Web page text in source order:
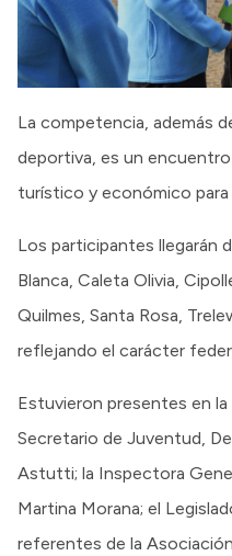
La competencia, además
deportiva, es un
turístico y económico para
Los participantes llegarán
Blanca, Caleta Olivia,
Quilmes, Santa Rosa,
reflejando el carácter
Estuvieron presentes en
Secretario de Juventud,
Astutti; la Inspectora
Martina Morana; el
referentes de la